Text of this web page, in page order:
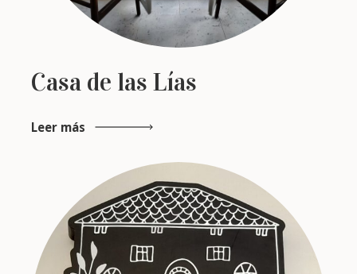
Casa de las Lías
Leer más